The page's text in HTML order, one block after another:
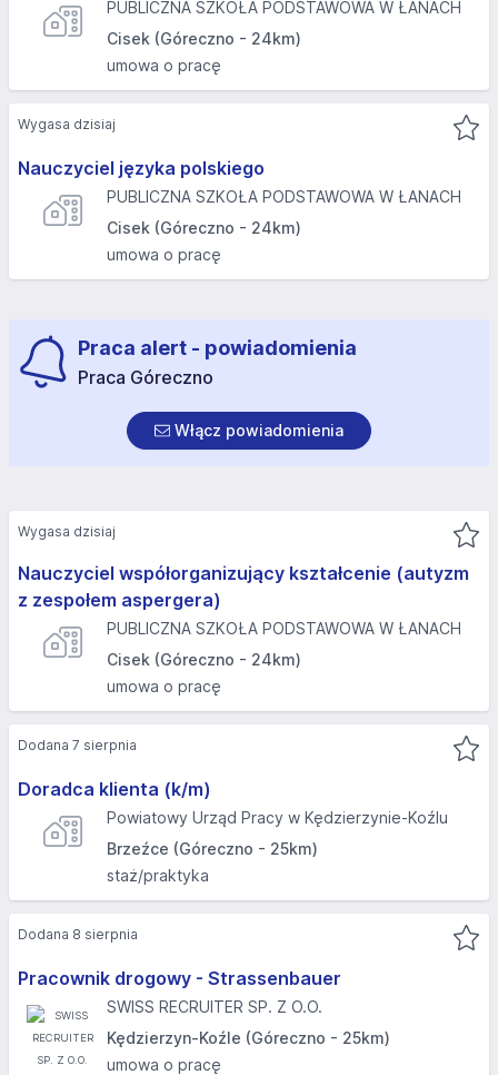
PUBLICZNA SZKOŁA PODSTAWOWA W ŁANACH
Cisek (Góreczno - 24km)
umowa o pracę
Nauczyciel języka polskiego
PUBLICZNA SZKOŁA PODSTAWOWA W ŁANACH
Cisek (Góreczno - 24km)
umowa o pracę
Wygasa dzisiaj
Praca alert - powiadomienia
Praca Góreczno
Włącz powiadomienia
Nauczyciel współorganizujący kształcenie (autyzm
z zespołem aspergera)
PUBLICZNA SZKOŁA PODSTAWOWA W ŁANACH
Cisek (Góreczno - 24km)
umowa o pracę
Wygasa dzisiaj
Doradca klienta (k/m)
Powiatowy Urząd Pracy w Kędzierzynie-Koźlu
Brzeźce (Góreczno - 25km)
staż/praktyka
Dodana 7 sierpnia
Pracownik drogowy - Strassenbauer
SWISS RECRUITER SP. Z O.O.
Kędzierzyn-Koźle (Góreczno - 25km)
umowa o pracę
Dodana 8 sierpnia